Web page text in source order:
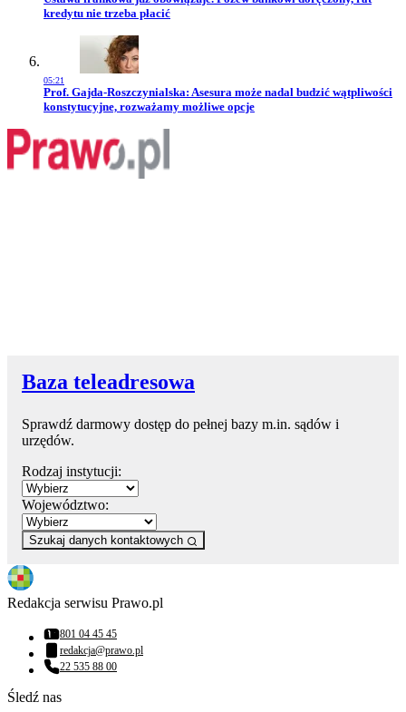
kredytu nie trzeba płacić
05:21
Przejdź do artykułu:
Prof. Gajda-Roszczynialska: Asesura może nadal budzić wątpliwości
konstytucyjne, rozważamy możliwe opcje
Baza teleadresowa
Sprawdź darmowy dostęp do pełnej bazy m.in. sądów i
urzędów.
Rodzaj instytucji:
Województwo:
Szukaj danych kontaktowych
Redakcja serwisu Prawo.pl
Numer telefonu:
801 04 45 45
Adres email:
redakcja@prawo.pl
Numer telefonu:
22 535 88 00
Śledź nas